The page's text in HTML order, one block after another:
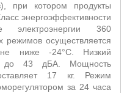
при котором продукты
энергоэффективности
электроэнергии 360
режимов осуществляется
не ниже -24°С. Низкий
до 43 дБА. Мощность
17 кг. Режим
за 24 часа